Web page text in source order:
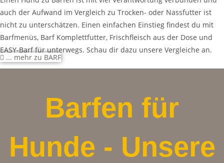
auch der Aufwand im Vergleich zu Trocken- oder Nassfutter ist
nicht zu unterschätzen. Einen einfachen Einstieg findest du mit
Barfmenüs, Barf Komplettfutter, Frischfleisch aus der Dose und
EASY-Barffürunterwegs. Schau dir dazu unsere Vergleiche an.
... mehr zu BARF
Barfen für
Hunde - Unsere